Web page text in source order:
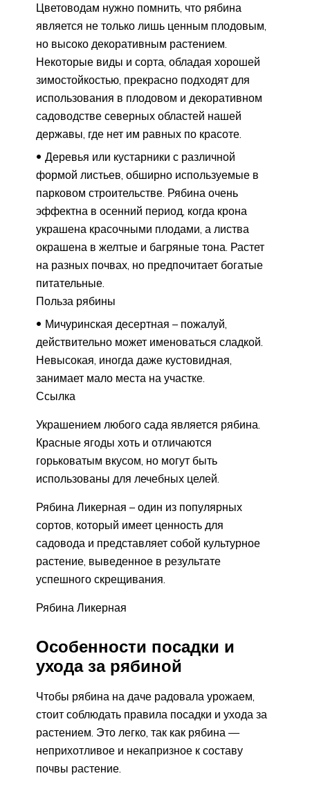
​Цветоводам нужно помнить, что рябина
является не только лишь ценным плодовым,
но высоко декоративным растением.
Некоторые виды и сорта, обладая хорошей
зимостойкостью, прекрасно подходят для
использования в плодовом и декоративном
садоводстве северных областей нашей
державы, где нет им равных по красоте.​
​Деревья или кустарники с различной
формой листьев, обширно используемые в
парковом строительстве. Рябина очень
эффектна в осенний период, когда крона
украшена красочными плодами, а листва
окрашена в желтые и багряные тона. Растет
на разных почвах, но предпочитает богатые
питательные.​
​Польза рябины​
​Мичуринская десертная – пожалуй,
действительно может именоваться сладкой.
Невысокая, иногда даже кустовидная,
занимает мало места на участке.​
​Ссылка
Украшением любого сада является рябина.
Красные ягоды хоть и отличаются
горьковатым вкусом, но могут быть
использованы для лечебных целей.
Рябина Ликерная – один из популярных
сортов, который имеет ценность для
садовода и представляет собой культурное
растение, выведенное в результате
успешного скрещивания.
Рябина Ликерная
Особенности посадки и
ухода за рябиной
Чтобы рябина на даче радовала урожаем,
стоит соблюдать правила посадки и ухода за
растением. Это легко, так как рябина —
неприхотливое и некапризное к составу
почвы растение.